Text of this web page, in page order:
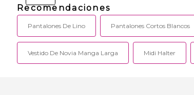
Recomendaciones
Pantalones De Lino Pantalones Cortos Blancos
Vestido De Novia Manga Larga Midi Halter